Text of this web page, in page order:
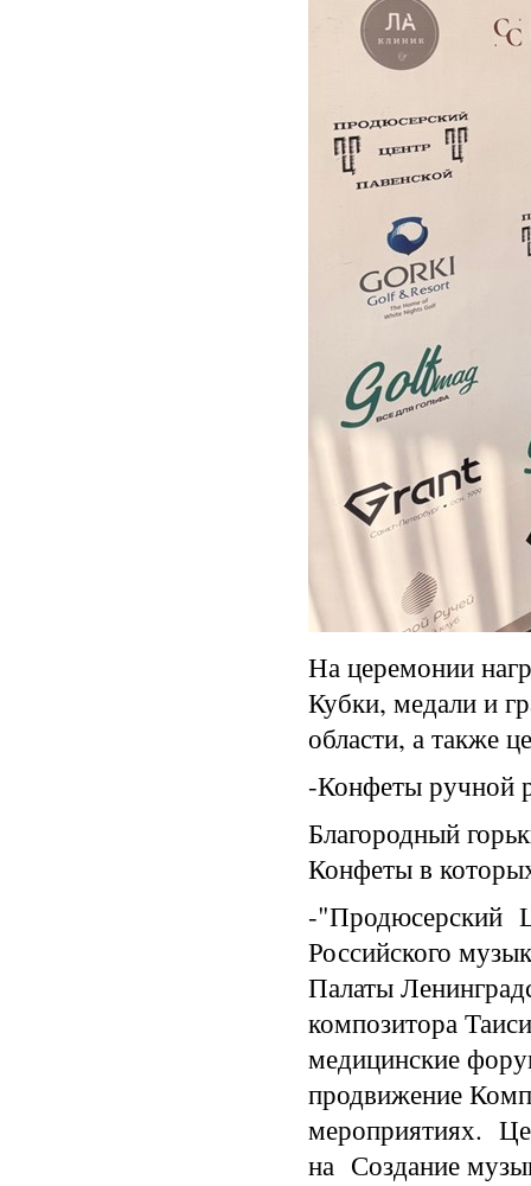
На церемонии
Кубки, медали и
области, а также
-Конфеты ручной
Благородный
Конфеты в
-"Продюсерский
Российского
Палаты
композитора
медицинские
продвижение
мероприятиях.
на Создание